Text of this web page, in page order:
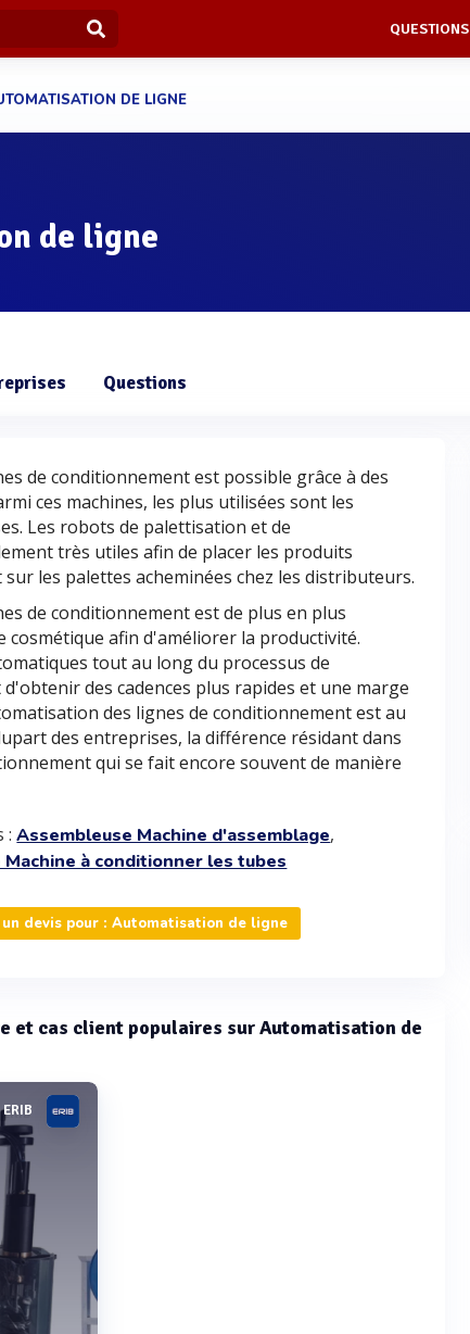
QUESTIONS
DE LIGNE
de ligne
Questions
de conditionnement est possible grâce à des
ces machines, les plus utilisées sont les
Les robots de palettisation et de
très utiles afin de placer les produits
les palettes acheminées chez les distributeurs.
de conditionnement est de plus en plus
cosmétique afin d'améliorer la productivité.
tout au long du processus de
des cadences plus rapides et une marge
des lignes de conditionnement est au
des entreprises, la différence résidant dans
qui se fait encore souvent de manière
:Assembleuse Machine d'assemblage,
à conditionner les tubes
un devis pour : Automatisation de ligne
et cas client populaires sur Automatisation de
ERIB